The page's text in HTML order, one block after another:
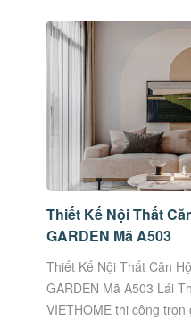
Thiết Kế Nội Thất
GARDEN Mã A503
Thiết Kế Nội Thất Căn
GARDEN Mã A503 Lái
VIETHOME thi công